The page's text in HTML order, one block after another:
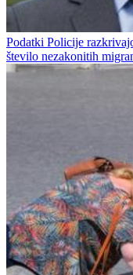
Podatki Policije
število nezakonitih